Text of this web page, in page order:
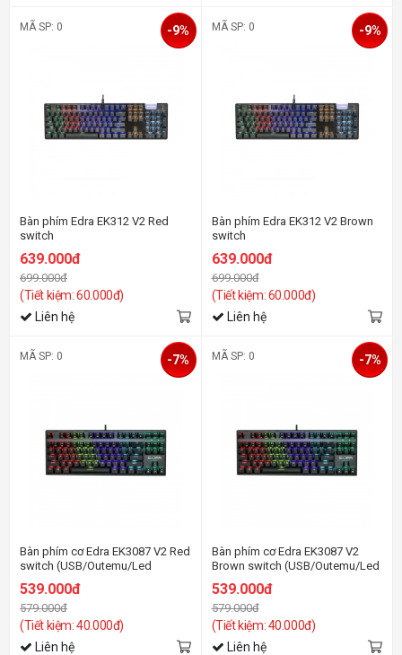
MÃ SP: 0
Bàn phím Edra EK312 V2 Red
switch
639.000đ
699.000đ
(Tiết kiệm: 60.000đ)
-9%
Liên hệ
MÃ SP: 0
Bàn phím Edra EK312 V2 Brown
switch
639.000đ
699.000đ
(Tiết kiệm: 60.000đ)
-9%
Liên hệ
MÃ SP: 0
Bàn phím cơ Edra EK3087 V2 Red
switch (USB/Outemu/Led
539.000đ
579.000đ
(Tiết kiệm: 40.000đ)
-7%
Liên hệ
MÃ SP: 0
Bàn phím cơ Edra EK3087 V2
Brown switch (USB/Outemu/Led
539.000đ
579.000đ
(Tiết kiệm: 40.000đ)
-7%
Liên hệ